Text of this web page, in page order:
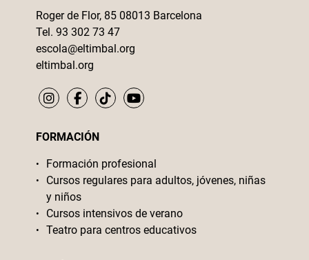
Roger de Flor, 85 08013 Barcelona
Tel. 93 302 73 47
escola@eltimbal.org
eltimbal.org
FORMACIÓN
Formación profesional
Cursos regulares para adultos, jóvenes, niñas
y niños
Cursos intensivos de verano
Teatro para centros educativos